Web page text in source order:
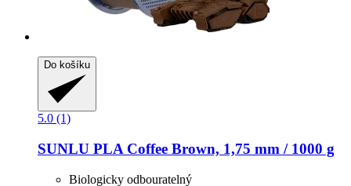
Do košíku
5.0 (1)
SUNLU PLA Coffee Brown, 1,75 mm / 1000 g
Biologicky odbouratelný